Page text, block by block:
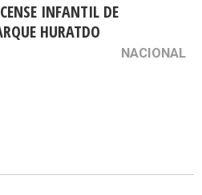
INFANTIL DE
HURATDO
NACIONAL